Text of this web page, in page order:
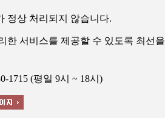
정상 처리되지 않습니다.
한 서비스를 제공할 수 있도록 최선을
1715 (평일 9시 ~ 18시)